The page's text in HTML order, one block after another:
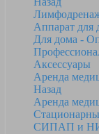
Аппарат для
Для дома -
Аксессуары
Аренда
Назад
Аренда
СИПАП и